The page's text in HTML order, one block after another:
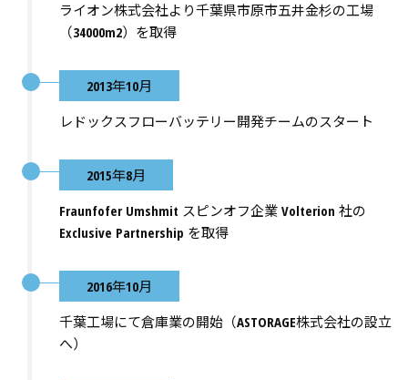
ライオン株式会社より千葉県市原市五井金杉の工場
（34000m2）を取得
2013年10月
レドックスフローバッテリー開発チームのスタート
2015年8月
Fraunfofer Umshmit スピンオフ企業 Volterion 社の
Exclusive Partnership を取得
2016年10月
千葉工場にて倉庫業の開始（ASTORAGE株式会社の設立
へ）